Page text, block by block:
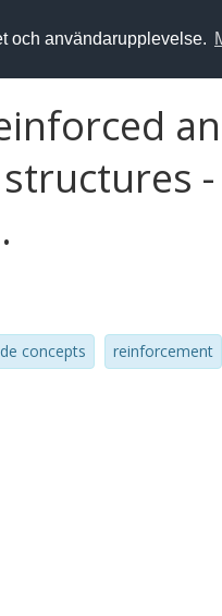
och användarupplevelse.
concepts reinforcement